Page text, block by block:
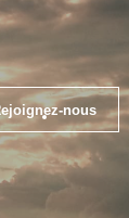
nous